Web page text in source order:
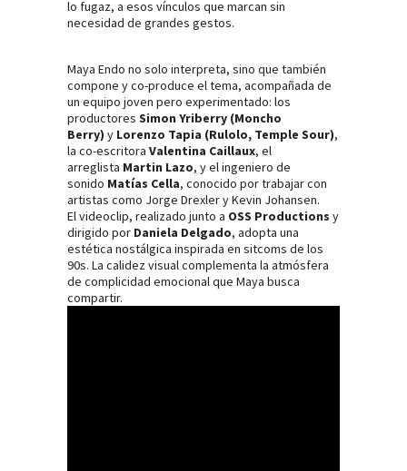
lo fugaz, a esos vínculos que marcan sin
necesidad de grandes gestos.
Maya Endo no solo interpreta, sino que también
compone y co-produce el tema, acompañada de
un equipo joven pero experimentado: los
productores Simon Yriberry (Moncho
Berry) y Lorenzo Tapia (Rulolo, Temple Sour),
la co-escritora Valentina Caillaux, el
arreglista Martin Lazo, y el ingeniero de
sonido Matías Cella, conocido por trabajar con
artistas como Jorge Drexler y Kevin Johansen.
El videoclip, realizado junto a OSS Productions y
dirigido por Daniela Delgado, adopta una
estética nostálgica inspirada en sitcoms de los
90s. La calidez visual complementa la atmósfera
de complicidad emocional que Maya busca
compartir.